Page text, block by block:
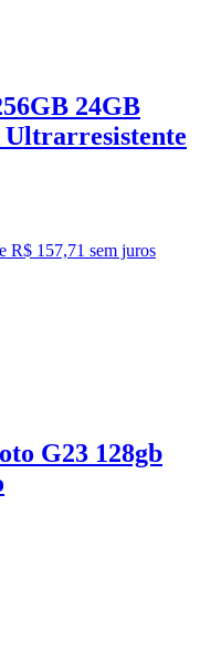
24GB
R$ 157,71 sem juros
G23 128gb